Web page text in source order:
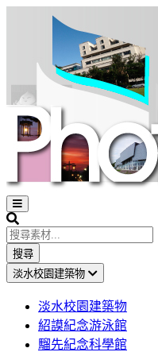
Open
sidebar
Search
搜尋
淡水校園建築物
淡水校園建築物
紹謨紀念游泳館
騮先紀念科學館